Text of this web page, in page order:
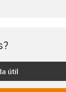
útil